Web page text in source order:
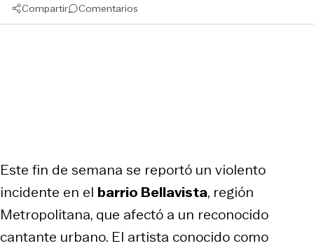
Compartir Comentarios
Este fin de semana se reportó un violento
incidente en el barrio Bellavista, región
Metropolitana, que afectó a un reconocido
cantante urbano. El artista conocido como